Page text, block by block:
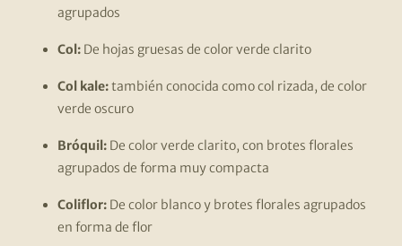
agrupados
Col: De hojas gruesas de color verde clarito
Col kale:también conocida como col rizada, de color
verde oscuro
Bróquil: De color verde clarito, con brotes florales
agrupados de forma muy compacta
Coliflor: De color blanco y brotes florales agrupados
en forma de flor